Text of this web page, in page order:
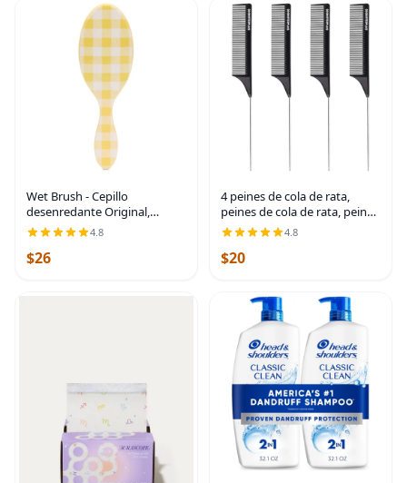
Wet Brush - Cepillo
desenredante Original,
Gingham Dorado (Encanto
Costero), cerdas ultrasuaves
IntelliFlex que se deslizan a
4.8
$26
4 peines de cola de rata,
peines de cola de rata, peine
de dientes finos con púa de
metal para cabello rizado,
peines desenredantes para
4.8
$20